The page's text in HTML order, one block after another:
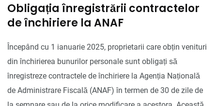
Obligația înregistrării contractelor
de închiriere la ANAF
Începând cu 1 ianuarie 2025, proprietarii care obțin venituri
din închirierea bunurilor personale sunt obligați să
înregistreze contractele de închiriere la Agenția Națională
de Administrare Fiscală (ANAF) în termen de 30 de zile de